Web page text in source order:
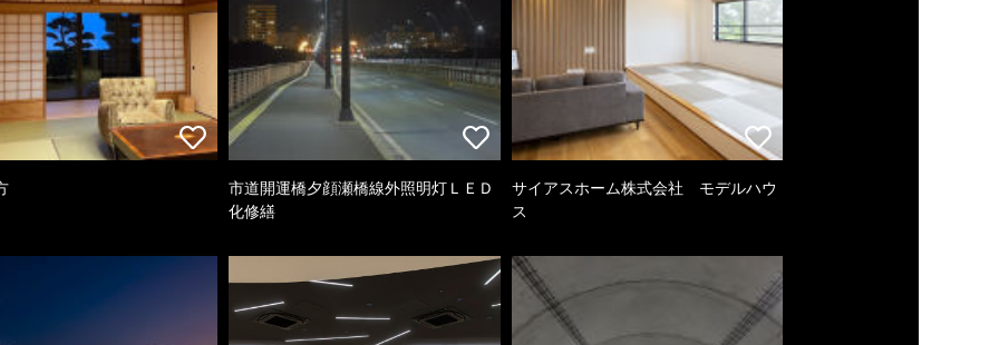
市道開運橋夕顔瀬橋線外照明灯ＬＥＤ
化修繕
サイアスホーム株式会社 モデルハウ
ス